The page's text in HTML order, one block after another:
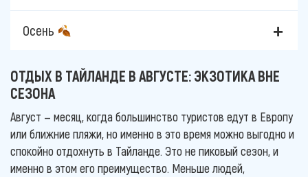
Осень
ОТДЫХ В ТАЙЛАНДЕ В АВГУСТЕ: ЭКЗОТИКА ВНЕ
СЕЗОНА
Август — месяц, когда большинство туристов едут в Европу
или ближние пляжи, но именно в это время можно выгодно и
спокойно отдохнуть в Тайланде. Это не пиковый сезон, и
именно в этом его преимущество. Меньше людей,